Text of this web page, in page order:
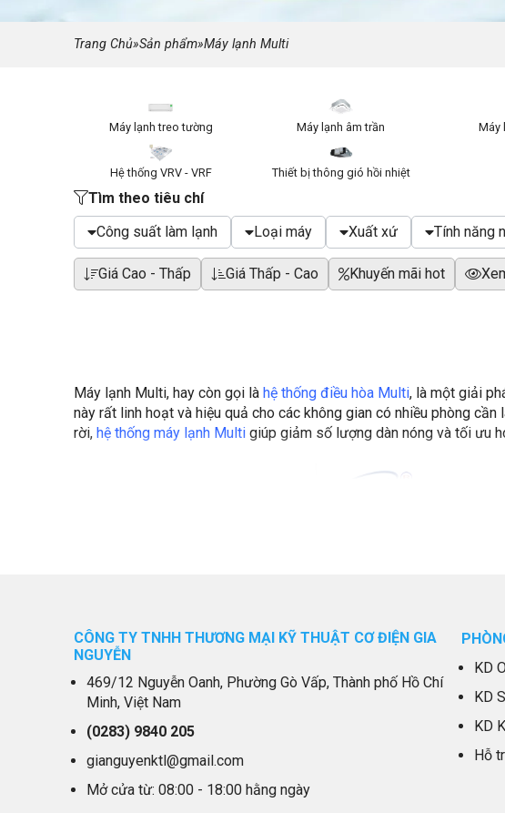
Trang Chủ»Sản phẩm»Máy lạnh Multi
Máy lạnh treo tường Máy lạnh âm trần Máy
Hệ thống VRV - VRF Thiết bị thông gió hồi nhiệt
Tìm theo tiêu chí
Công suất làm lạnh
Loại máy Xuất xứ Tính năng
Giá Cao - Thấp Giá Thấp - Cao Khuyến mãi hot
Máy lạnh Multi, hay còn gọi là hệ thống điều hòa Multi, là một giải
này rất linh hoạt và hiệu quả cho các không gian có nhiều phòng
rời, hệ thống máy lạnh Multigiúp giảm số lượng dàn nóng và tối ưu
CÔNG TY TNHH THƯƠNG MẠI KỸ THUẬT CƠ ĐIỆN GIA
NGUYỄN
469/12 Nguyễn Oanh, Phường Gò Vấp, Thành phố Hồ Chí
Minh, Việt Nam
(0283)9840 205
gianguyenktl@gmail.com
Mở cửa từ: 08:00 - 18:00 hằng ngày
KD
KD
KD
Hỗ